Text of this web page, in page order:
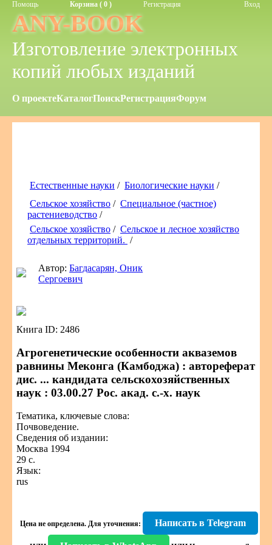
Помощь Корзина ( 0 ) Регистрация Вход
ANY-BOOK
Изготовление электронных
копий любых изданий
О проектеКаталогПоискРегистрацияФорум
Естественные науки / Биологические науки /
Сельское хозяйство / Специальное (частное)
растениеводство /
Сельское хозяйство / Сельское и лесное хозяйство
отдельных территорий. /
Автор:Багдасарян, Оник
Сергоевич
Книга ID: 2486
Агрогенетические особенности акваземов
равнины Меконга (Камбоджа) : автореферат
дис. ... кандидата сельскохозяйственных
наук : 03.00.27 Рос. акад. с.-х. наук
Тематика, ключевые слова:
Почвоведение.
Сведения об издании:
Москва 1994
29 с.
Язык:
rus
Цена не определена. Для уточнения: Написать в Telegram